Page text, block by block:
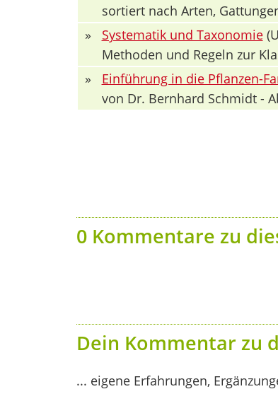
sortiert nach Arten,
»
Systematik und Taxonomie
Methoden und Regeln zur
»
Einführung in die Pflanzen-
von Dr. Bernhard Schmidt -
0 Kommentare zu
Dein Kommentar zu
... eigene Erfahrungen,